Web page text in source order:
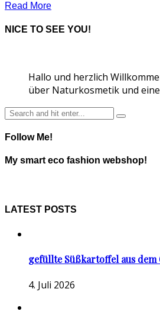
Read More
NICE TO SEE YOU!
Hallo und herzlich
über Naturkosmetik und
Follow Me!
My smart eco fashion webshop!
LATEST POSTS
gefüllte Süßkartoffel aus dem
4. Juli 2026